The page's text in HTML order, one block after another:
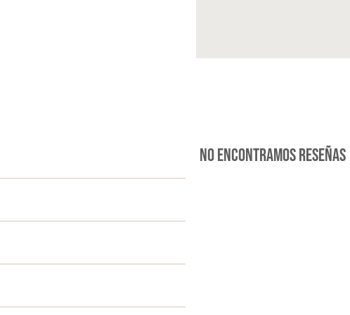
No encontramos reseñas